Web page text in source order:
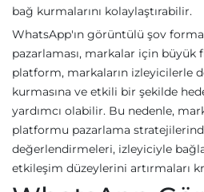
bağ kurmalarını kolaylaştırabilir.
WhatsApp'ın görüntülü şov
pazarlaması, markalar için büyük
platform, markaların izleyicilerle
kurmasına ve etkili bir şekilde
yardımcı olabilir. Bu nedenle,
platformu pazarlama
değerlendirmeleri, izleyiciyle
etkileşim düzeylerini artırmaları